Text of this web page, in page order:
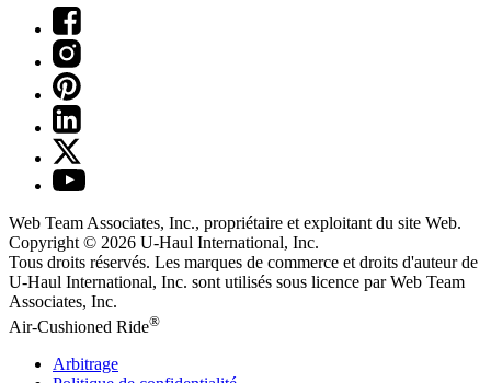
Web Team Associates, Inc., propriétaire et exploitant du site Web.
Copyright © 2026 U-Haul International, Inc.
Tous droits réservés. Les marques de commerce et droits d'auteur de
U-Haul International, Inc. sont utilisés sous licence par Web Team
Associates, Inc.
Air-Cushioned Ride®
Arbitrage